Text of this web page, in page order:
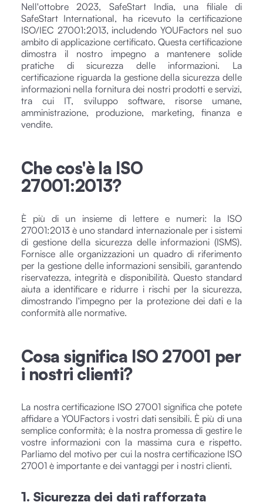
Nell'ottobre 2023, SafeStart India, una filiale di
SafeStart International, ha ricevuto la certificazione
ISO/IEC 27001:2013, includendo YOUFactors nel suo
ambito di applicazione certificato. Questa certificazione
dimostra il nostro impegno a mantenere solide
pratiche di sicurezza delle informazioni. La
certificazione riguarda la gestione della sicurezza delle
informazioni nella fornitura dei nostri prodotti e servizi,
tra cui IT, sviluppo software, risorse umane,
amministrazione, produzione, marketing, finanza e
vendite.
Che cos'è la ISO
27001:2013?
È più di un insieme di lettere e numeri: la ISO
27001:2013 è uno standard internazionale per i sistemi
di gestione della sicurezza delle informazioni (ISMS).
Fornisce alle organizzazioni un quadro di riferimento
per la gestione delle informazioni sensibili, garantendo
riservatezza, integrità e disponibilità. Questo standard
aiuta a identificare e ridurre i rischi per la sicurezza,
dimostrando l'impegno per la protezione dei dati e la
conformità alle normative.
Cosa significa ISO 27001 per
i nostri clienti?
La nostra certificazione ISO 27001 significa che potete
affidare a YOUFactors i vostri dati sensibili. È più di una
semplice conformità; è la nostra promessa di gestire le
vostre informazioni con la massima cura e rispetto.
Parliamo del motivo per cui la nostra certificazione ISO
27001 è importante e dei vantaggi per i nostri clienti.
1. Sicurezza dei dati rafforzata